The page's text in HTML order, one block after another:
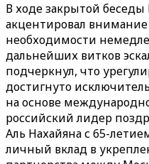
В ходе закрытой
акцентировал
необходимости
дальнейших витков
подчеркнул, что
достигнуто
на основе
российский лидер
Аль Нахайяна с 65-
личный вклад в